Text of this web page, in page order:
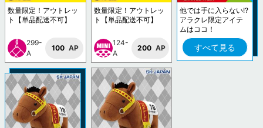
数量限定！アウトレッ
ト【単品配送不可】
299-
A
100 AP
数量限定！アウトレッ
ト【単品配送不可】
124-
A
200 AP
他では手に入らない!?
アラクレ限定アイテ
ムはココ！
すべて見る